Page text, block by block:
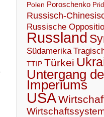
Polen Poroschenko
Russisch-
Russische
Russland
Südamerika
TTIP Türkei
Untergang
Imperiums
USA